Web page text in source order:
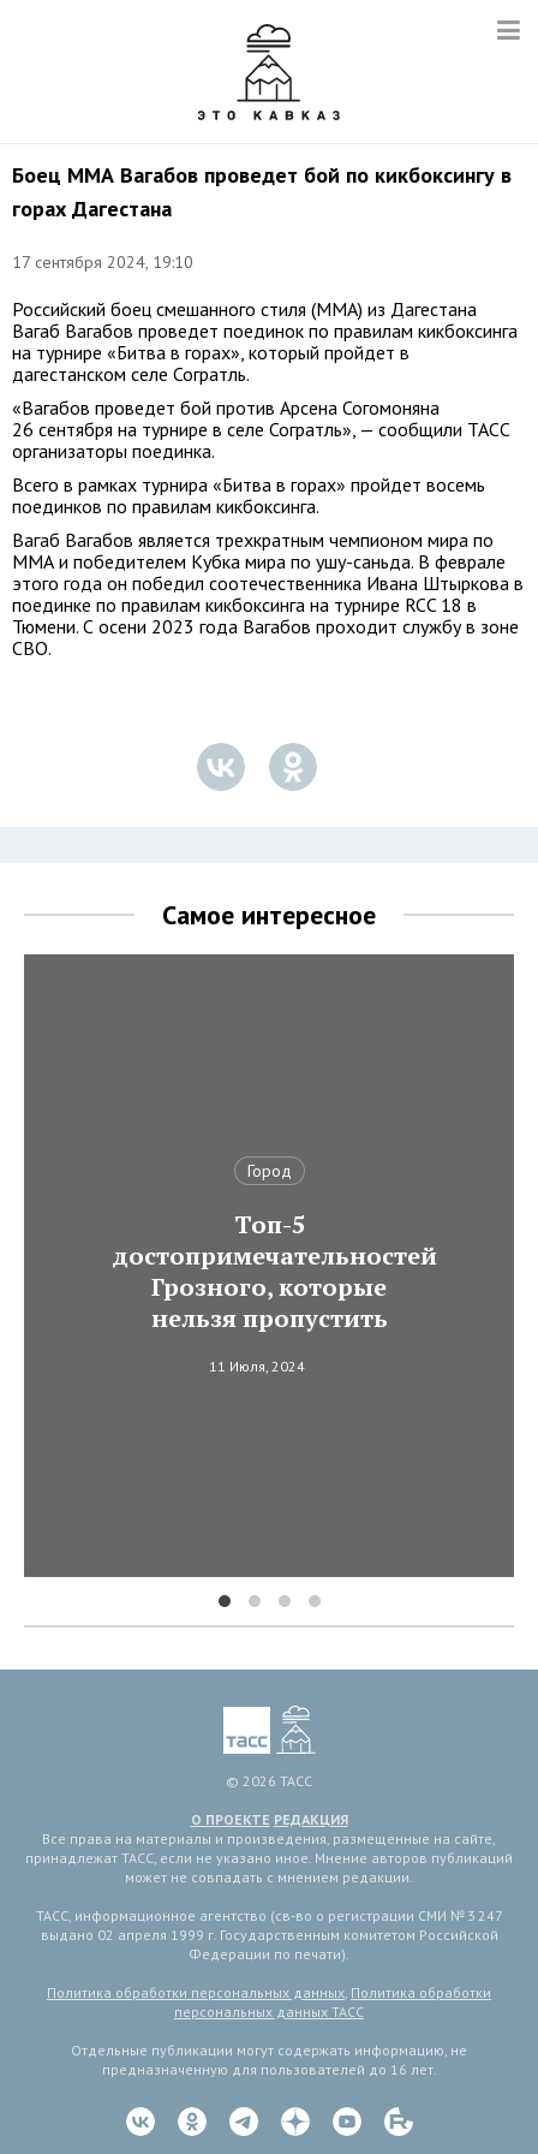
Боец ММА Вагабов проведет бой по кикбоксингу в
горах Дагестана
17 сентября 2024, 19:10
Российский боец смешанного стиля (ММА) из Дагестана
Вагаб Вагабов проведет поединок по правилам кикбоксинга
на турнире «Битва в горах», который пройдет в
дагестанском селе Согратль.
«Вагабов проведет бой против Арсена Согомоняна
26 сентября на турнире в селе Согратль», — сообщили ТАСС
организаторы поединка.
Всего в рамках турнира «Битва в горах» пройдет восемь
поединков по правилам кикбоксинга.
Вагаб Вагабов является трехкратным чемпионом мира по
ММА и победителем Кубка мира по ушу-саньда. В феврале
этого года он победил соотечественника Ивана Штыркова в
поединке по правилам кикбоксинга на турнире RCC 18 в
Тюмени. С осени 2023 года Вагабов проходит службу в зоне
СВО.
Самое интересное
Город
Топ-5
достопримечательностей
Грозного, которые
нельзя пропустить
11 Июля, 2024
© 2026 ТАСС
О ПРОЕКТЕ РЕДАКЦИЯ
Все права на материалы и произведения, размещенные на сайте,
принадлежат ТАСС, если не указано иное. Мнение авторов публикаций
может не совпадать с мнением редакции.
ТАСС, информационное агентство (св-во о регистрации СМИ № 3 247
выдано 02 апреля 1999 г. Государственным комитетом Российской
Федерации по печати).
Политика обработки персональных данных, Политика обработки
персональных данных ТАСС
Отдельные публикации могут содержать информацию, не
предназначенную для пользователей до 16 лет.